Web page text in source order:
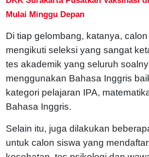
Mulai Minggu Depan
Di tiap gelombang, katanya,
mengikuti seleksi yang sangat
tes akademik yang seluruh
menggunakan Bahasa Inggris
kategori pelajaran IPA,
Bahasa Inggris.
Selain itu, juga dilakukan
untuk calon siswa yang